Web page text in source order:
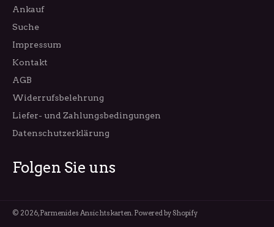
Ankauf
Suche
Impressum
Kontakt
AGB
Widerrufsbelehrung
Liefer- und Zahlungsbedingungen
Datenschutzerklärung
Folgen Sie uns
© 2026,Parmenides Ansichtskarten. Powered by Shopify